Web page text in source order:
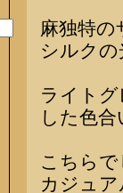
麻独特
シルク
ライト
した色
こちら
カジュ